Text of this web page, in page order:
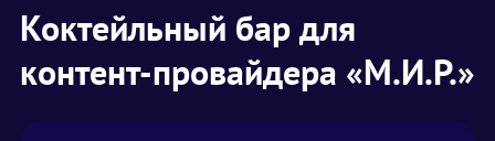
Коктейльный бар для
контент-провайдера «М.И.Р.»